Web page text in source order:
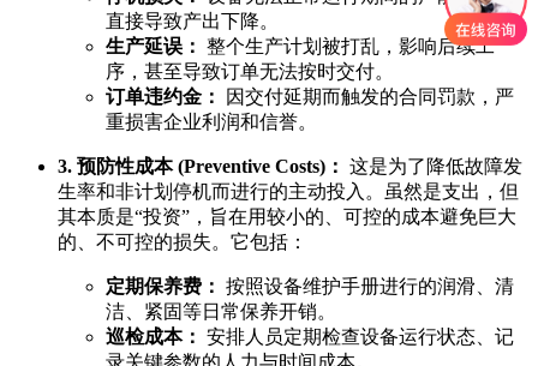
直接导致产出下降。
生产延误： 整个生产计划被打乱，影响后续工
序，甚至导致订单无法按时交付。
订单违约金：
因交付延期而触发的合同罚款，严
重损害企业利润和信誉。
3. 预防性成本 (Preventive Costs)： 这是为了降低故障发
生率和非计划停机而进行的主动投入。虽然是支出，但
其本质是“投资”，旨在用较小的、可控的成本避免巨大
的、不可控的损失。它包括：
定期保养费： 按照设备维护手册进行的润滑、清
洁、紧固等日常保养开销。
巡检成本： 安排人员定期检查设备运行状态、记